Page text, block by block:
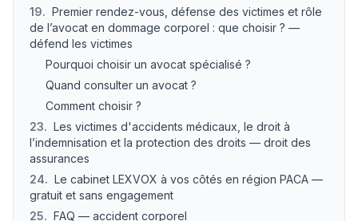
19. Premier rendez-vous, défense des victimes et rôle
de l’avocat en dommage corporel : que choisir ? —
défend les victimes
Pourquoi choisir un avocat spécialisé ?
Quand consulter un avocat ?
Comment choisir ?
23. Les victimes d'accidents médicaux, le droit à
l’indemnisation et la protection des droits — droit des
assurances
24. Le cabinet LEXVOX à vos côtés en région PACA —
gratuit et sans engagement
25. FAQ — accident corporel